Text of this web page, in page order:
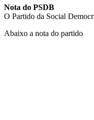
Nota do PSDB
O Partido da Social
Abaixo a nota do partido